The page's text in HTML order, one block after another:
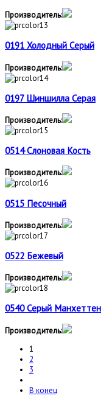
Производитель:
0191 Холодный Серый
Производитель:
0197 Шиншилла Серая
Производитель:
0514 Слоновая Кость
Производитель:
0515 Песочный
Производитель:
0522 Бежевый
Производитель:
0540 Серый Манхеттен
Производитель:
1
2
3
В конец